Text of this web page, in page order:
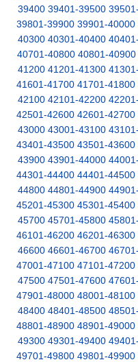
39400 39401-39500
39801-39900 39901-40000
40300 40301-40400
40701-40800 40801-40900
41200 41201-41300
41601-41700 41701-41800
42100 42101-42200
42501-42600 42601-42700
43000 43001-43100
43401-43500 43501-43600
43900 43901-44000
44301-44400 44401-44500
44800 44801-44900
45201-45300 45301-45400
45700 45701-45800
46101-46200 46201-46300
46600 46601-46700
47001-47100 47101-47200
47500 47501-47600
47901-48000 48001-48100
48400 48401-48500
48801-48900 48901-49000
49300 49301-49400
49701-49800 49801-49900